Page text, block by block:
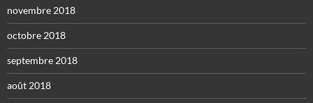
novembre 2018
octobre 2018
septembre 2018
août 2018